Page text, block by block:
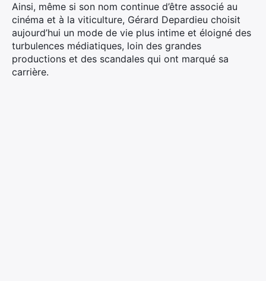
Ainsi, même si son nom continue d’être associé au
cinéma et à la viticulture, Gérard Depardieu choisit
aujourd’hui un mode de vie plus intime et éloigné des
turbulences médiatiques, loin des grandes
productions et des scandales qui ont marqué sa
carrière.